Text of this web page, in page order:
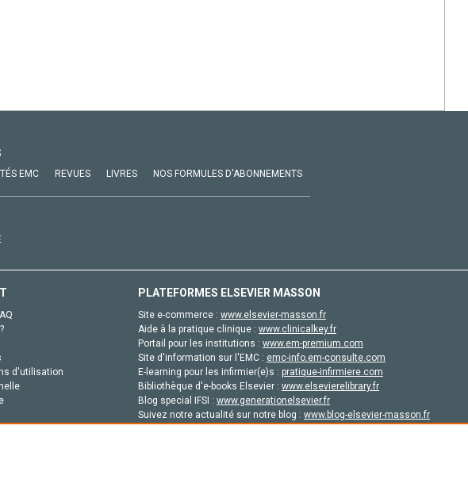
EMC REVUES LIVRES NOS FORMULES D'ABONNEMENTS
d'utilisation
PLATEFORMES ELSEVIER MASSON
Site e-commerce : www.elsevier-masson.fr
Aide à la pratique clinique : www.clinicalkey.fr
Portail pour les institutions : www.em-premium.com
Site d'information sur l'EMC : emc-info.em-consulte.com
E-learning pour les infirmier(e)s : pratique-infirmiere.com
Bibliothèque d'e-books Elsevier : www.elsevierelibrary.fr
Blog special IFSI : www.generationelsevier.fr
Suivez notre actualité sur notre blog : www.blog-elsevier-masson.fr